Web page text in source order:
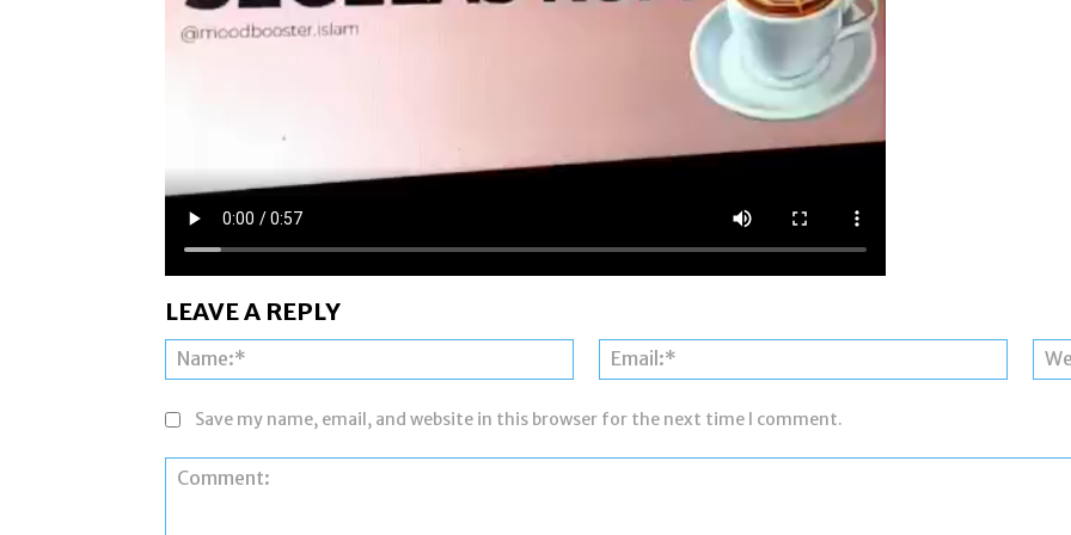
LEAVE A REPLY
Name:* Email:*
Save my name, email, and website in this browser for the next time I comment.